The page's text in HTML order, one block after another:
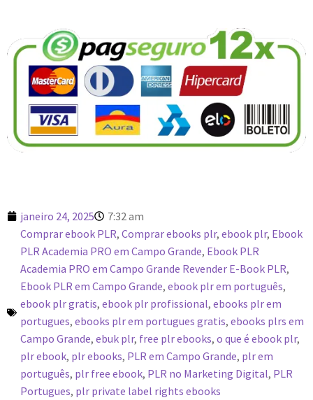
janeiro 24, 2025
7:32 am
Comprar ebook PLR, Comprar ebooks plr, ebook plr, Ebook
PLR Academia PRO em Campo Grande, Ebook PLR
Academia PRO em Campo Grande Revender E-Book PLR,
Ebook PLR em Campo Grande, ebook plr em português,
ebook plr gratis, ebook plr profissional, ebooks plr em
portugues, ebooks plr em portugues gratis, ebooks plrs em
Campo Grande, ebuk plr, free plr ebooks, o que é ebook plr,
plr ebook, plr ebooks, PLR em Campo Grande, plr em
português, plr free ebook, PLR no Marketing Digital, PLR
Portugues, plr private label rights ebooks